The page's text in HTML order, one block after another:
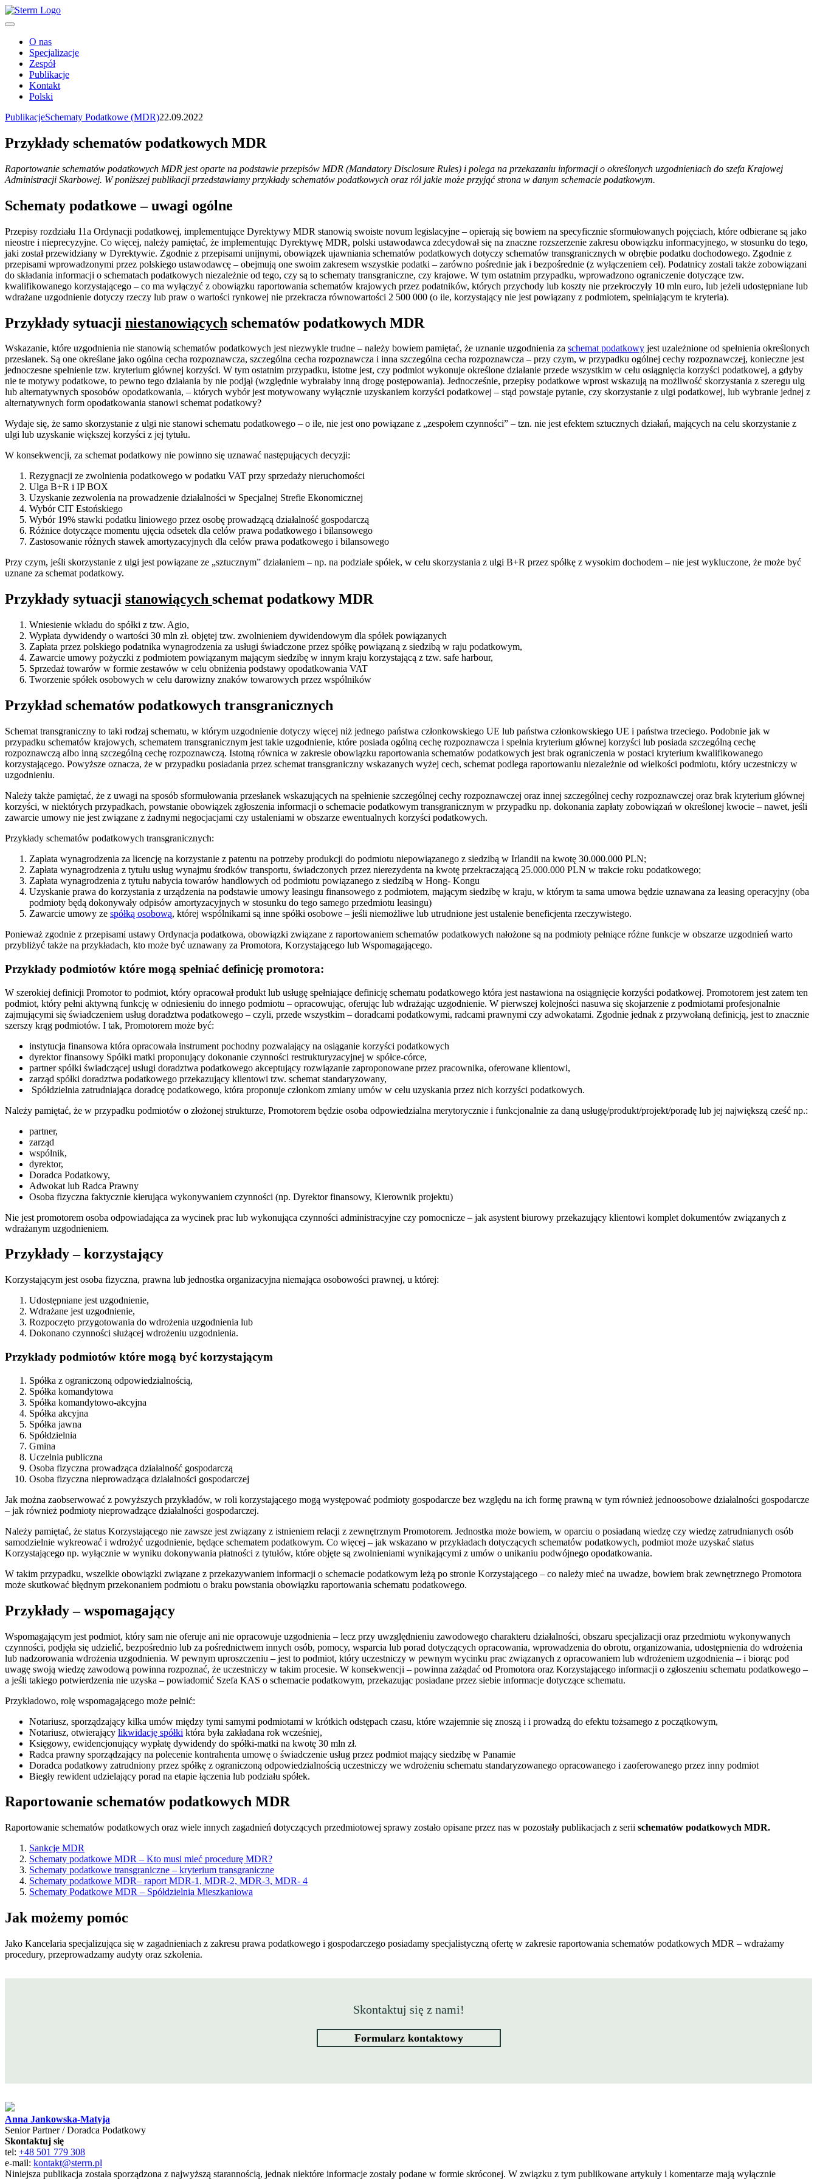
O nas
Specjalizacje
Zespół
Publikacje
Kontakt
Polski
PublikacjeSchematy Podatkowe (MDR)22.09.2022
Przykłady schematów podatkowych MDR
Raportowanie schematów podatkowych MDR jest oparte na podstawie przepisów MDR (Mandatory Disclosure Rules) i polega na przekazaniu informacji o określonych uzgodnieniach do szefa Krajowej
Administracji Skarbowej. W poniższej publikacji przedstawiamy przykłady schematów podatkowych oraz ról jakie może przyjąć strona w danym schemacie podatkowym.
Schematy podatkowe – uwagi ogólne
Przepisy rozdziału 11a Ordynacji podatkowej, implementujące Dyrektywy MDR stanowią swoiste novum legislacyjne – opierają się bowiem na specyficznie sformułowanych pojęciach, które odbierane są jako
nieostre i nieprecyzyjne. Co więcej, należy pamiętać, że implementując Dyrektywę MDR, polski ustawodawca zdecydował się na znaczne rozszerzenie zakresu obowiązku informacyjnego, w stosunku do tego,
jaki został przewidziany w Dyrektywie. Zgodnie z przepisami unijnymi, obowiązek ujawniania schematów podatkowych dotyczy schematów transgranicznych w obrębie podatku dochodowego. Zgodnie z
przepisami wprowadzonymi przez polskiego ustawodawcę – obejmują one swoim zakresem wszystkie podatki – zarówno pośrednie jak i bezpośrednie (z wyłączeniem ceł). Podatnicy zostali także zobowiązani
do składania informacji o schematach podatkowych niezależnie od tego, czy są to schematy transgraniczne, czy krajowe. W tym ostatnim przypadku, wprowadzono ograniczenie dotyczące tzw.
kwalifikowanego korzystającego – co ma wyłączyć z obowiązku raportowania schematów krajowych przez podatników, których przychody lub koszty nie przekroczyły 10 mln euro, lub jeżeli udostępniane lub
wdrażane uzgodnienie dotyczy rzeczy lub praw o wartości rynkowej nie przekracza równowartości 2 500 000 (o ile, korzystający nie jest powiązany z podmiotem, spełniającym te kryteria).
Przykłady sytuacji niestanowiących schematów podatkowych MDR
Wskazanie, które uzgodnienia nie stanowią schematów podatkowych jest niezwykle trudne – należy bowiem pamiętać, że uznanie uzgodnienia za schemat podatkowy jest uzależnione od spełnienia określonych
przesłanek. Są one określane jako ogólna cecha rozpoznawcza, szczególna cecha rozpoznawcza i inna szczególna cecha rozpoznawcza – przy czym, w przypadku ogólnej cechy rozpoznawczej, konieczne jest
jednoczesne spełnienie tzw. kryterium głównej korzyści. W tym ostatnim przypadku, istotne jest, czy podmiot wykonuje określone działanie przede wszystkim w celu osiągnięcia korzyści podatkowej, a gdyby
nie te motywy podatkowe, to pewno tego działania by nie podjął (względnie wybrałaby inną drogę postępowania). Jednocześnie, przepisy podatkowe wprost wskazują na możliwość skorzystania z szeregu ulg
lub alternatywnych sposobów opodatkowania, – których wybór jest motywowany wyłącznie uzyskaniem korzyści podatkowej – stąd powstaje pytanie, czy skorzystanie z ulgi podatkowej, lub wybranie jednej z
alternatywnych form opodatkowania stanowi schemat podatkowy?
Wydaje się, że samo skorzystanie z ulgi nie stanowi schematu podatkowego – o ile, nie jest ono powiązane z „zespołem czynności” – tzn. nie jest efektem sztucznych działań, mających na celu skorzystanie z
ulgi lub uzyskanie większej korzyści z jej tytułu.
W konsekwencji, za schemat podatkowy nie powinno się uznawać następujących decyzji:
Rezygnacji ze zwolnienia podatkowego w podatku VAT przy sprzedaży nieruchomości
Ulga B+R i IP BOX
Uzyskanie zezwolenia na prowadzenie działalności w Specjalnej Strefie Ekonomicznej
Wybór CIT Estońskiego
Wybór 19% stawki podatku liniowego przez osobę prowadzącą działalność gospodarczą
Różnice dotyczące momentu ujęcia odsetek dla celów prawa podatkowego i bilansowego
Zastosowanie różnych stawek amortyzacyjnych dla celów prawa podatkowego i bilansowego
Przy czym, jeśli skorzystanie z ulgi jest powiązane ze „sztucznym” działaniem – np. na podziale spółek, w celu skorzystania z ulgi B+R przez spółkę z wysokim dochodem – nie jest wykluczone, że może być
uznane za schemat podatkowy.
Przykłady sytuacji stanowiących schemat podatkowy MDR
Wniesienie wkładu do spółki z tzw. Agio,
Wypłata dywidendy o wartości 30 mln zł. objętej tzw. zwolnieniem dywidendowym dla spółek powiązanych
Zapłata przez polskiego podatnika wynagrodzenia za usługi świadczone przez spółkę powiązaną z siedzibą w raju podatkowym,
Zawarcie umowy pożyczki z podmiotem powiązanym mającym siedzibę w innym kraju korzystającą z tzw. safe harbour,
Sprzedaż towarów w formie zestawów w celu obniżenia podstawy opodatkowania VAT
Tworzenie spółek osobowych w celu darowizny znaków towarowych przez wspólników
Przykład schematów podatkowych transgranicznych
Schemat transgraniczny to taki rodzaj schematu, w którym uzgodnienie dotyczy więcej niż jednego państwa członkowskiego UE lub państwa członkowskiego UE i państwa trzeciego. Podobnie jak w
przypadku schematów krajowych, schematem transgranicznym jest takie uzgodnienie, które posiada ogólną cechę rozpoznawcza i spełnia kryterium głównej korzyści lub posiada szczególną cechę
rozpoznawczą albo inną szczególną cechę rozpoznawczą. Istotną równica w zakresie obowiązku raportowania schematów podatkowych jest brak ograniczenia w postaci kryterium kwalifikowanego
korzystającego. Powyższe oznacza, że w przypadku posiadania przez schemat transgraniczny wskazanych wyżej cech, schemat podlega raportowaniu niezależnie od wielkości podmiotu, który uczestniczy w
uzgodnieniu.
Należy także pamiętać, że z uwagi na sposób sformułowania przesłanek wskazujących na spełnienie szczególnej cechy rozpoznawczej oraz innej szczególnej cechy rozpoznawczej oraz brak kryterium głównej
korzyści, w niektórych przypadkach, powstanie obowiązek zgłoszenia informacji o schemacie podatkowym transgranicznym w przypadku np. dokonania zapłaty zobowiązań w określonej kwocie – nawet, jeśli
zawarcie umowy nie jest związane z żadnymi negocjacjami czy ustaleniami w obszarze ewentualnych korzyści podatkowych.
Przykłady schematów podatkowych transgranicznych:
Zapłata wynagrodzenia za licencję na korzystanie z patentu na potrzeby produkcji do podmiotu niepowiązanego z siedzibą w Irlandii na kwotę 30.000.000 PLN;
Zapłata wynagrodzenia z tytułu usług wynajmu środków transportu, świadczonych przez nierezydenta na kwotę przekraczającą 25.000.000 PLN w trakcie roku podatkowego;
Zapłata wynagrodzenia z tytułu nabycia towarów handlowych od podmiotu powiązanego z siedzibą w Hong- Kongu
Uzyskanie prawa do korzystania z urządzenia na podstawie umowy leasingu finansowego z podmiotem, mającym siedzibę w kraju, w którym ta sama umowa będzie uznawana za leasing operacyjny (oba
podmioty będą dokonywały odpisów amortyzacyjnych w stosunku do tego samego przedmiotu leasingu)
Zawarcie umowy ze spółką osobową, której wspólnikami są inne spółki osobowe – jeśli niemożliwe lub utrudnione jest ustalenie beneficjenta rzeczywistego.
Ponieważ zgodnie z przepisami ustawy Ordynacja podatkowa, obowiązki związane z raportowaniem schematów podatkowych nałożone są na podmioty pełniące różne funkcje w obszarze uzgodnień warto
przybliżyć także na przykładach, kto może być uznawany za Promotora, Korzystającego lub Wspomagającego.
Przykłady podmiotów które mogą spełniać definicję promotora:
W szerokiej definicji Promotor to podmiot, który opracował produkt lub usługę spełniające definicję schematu podatkowego która jest nastawiona na osiągnięcie korzyści podatkowej. Promotorem jest zatem ten
podmiot, który pełni aktywną funkcję w odniesieniu do innego podmiotu – opracowując, oferując lub wdrażając uzgodnienie. W pierwszej kolejności nasuwa się skojarzenie z podmiotami profesjonalnie
zajmującymi się świadczeniem usług doradztwa podatkowego – czyli, przede wszystkim – doradcami podatkowymi, radcami prawnymi czy adwokatami. Zgodnie jednak z przywołaną definicją, jest to znacznie
szerszy krąg podmiotów. I tak, Promotorem może być:
instytucja finansowa która opracowała instrument pochodny pozwalający na osiąganie korzyści podatkowych
dyrektor finansowy Spółki matki proponujący dokonanie czynności restrukturyzacyjnej w spółce-córce,
partner spółki świadczącej usługi doradztwa podatkowego akceptujący rozwiązanie zaproponowane przez pracownika, oferowane klientowi,
zarząd spółki doradztwa podatkowego przekazujący klientowi tzw. schemat standaryzowany,
Spółdzielnia zatrudniająca doradcę podatkowego, która proponuje członkom zmiany umów w celu uzyskania przez nich korzyści podatkowych.
Należy pamiętać, że w przypadku podmiotów o złożonej strukturze, Promotorem będzie osoba odpowiedzialna merytorycznie i funkcjonalnie za daną usługę/produkt/projekt/poradę lub jej największą cześć np.:
partner,
zarząd
wspólnik,
dyrektor,
Doradca Podatkowy,
Adwokat lub Radca Prawny
Osoba fizyczna faktycznie kierująca wykonywaniem czynności (np. Dyrektor finansowy, Kierownik projektu)
Nie jest promotorem osoba odpowiadająca za wycinek prac lub wykonująca czynności administracyjne czy pomocnicze – jak asystent biurowy przekazujący klientowi komplet dokumentów związanych z
wdrażanym uzgodnieniem.
Przykłady – korzystający
Korzystającym jest osoba fizyczna, prawna lub jednostka organizacyjna niemająca osobowości prawnej, u której:
Udostępniane jest uzgodnienie,
Wdrażane jest uzgodnienie,
Rozpoczęto przygotowania do wdrożenia uzgodnienia lub
Dokonano czynności służącej wdrożeniu uzgodnienia.
Przykłady podmiotów które mogą być korzystającym
Spółka z ograniczoną odpowiedzialnością,
Spółka komandytowa
Spółka komandytowo-akcyjna
Spółka akcyjna
Spółka jawna
Spółdzielnia
Gmina
Uczelnia publiczna
Osoba fizyczna prowadząca działalność gospodarczą
Osoba fizyczna nieprowadząca działalności gospodarczej
Jak można zaobserwować z powyższych przykładów, w roli korzystającego mogą występować podmioty gospodarcze bez względu na ich formę prawną w tym również jednoosobowe działalności gospodarcze
– jak również podmioty nieprowadzące działalności gospodarczej.
Należy pamiętać, że status Korzystającego nie zawsze jest związany z istnieniem relacji z zewnętrznym Promotorem. Jednostka może bowiem, w oparciu o posiadaną wiedzę czy wiedzę zatrudnianych osób
samodzielnie wykreować i wdrożyć uzgodnienie, będące schematem podatkowym. Co więcej – jak wskazano w przykładach dotyczących schematów podatkowych, podmiot może uzyskać status
Korzystającego np. wyłącznie w wyniku dokonywania płatności z tytułów, które objęte są zwolnieniami wynikającymi z umów o unikaniu podwójnego opodatkowania.
W takim przypadku, wszelkie obowiązki związane z przekazywaniem informacji o schemacie podatkowym leżą po stronie Korzystającego – co należy mieć na uwadze, bowiem brak zewnętrznego Promotora
może skutkować błędnym przekonaniem podmiotu o braku powstania obowiązku raportowania schematu podatkowego.
Przykłady – wspomagający
Wspomagającym jest podmiot, który sam nie oferuje ani nie opracowuje uzgodnienia – lecz przy uwzględnieniu zawodowego charakteru działalności, obszaru specjalizacji oraz przedmiotu wykonywanych
czynności, podjęła się udzielić, bezpośrednio lub za pośrednictwem innych osób, pomocy, wsparcia lub porad dotyczących opracowania, wprowadzenia do obrotu, organizowania, udostępnienia do wdrożenia
lub nadzorowania wdrożenia uzgodnienia. W pewnym uproszczeniu – jest to podmiot, który uczestniczy w pewnym wycinku prac związanych z opracowaniem lub wdrożeniem uzgodnienia – i biorąc pod
uwagę swoją wiedzę zawodową powinna rozpoznać, że uczestniczy w takim procesie. W konsekwencji – powinna zażądać od Promotora oraz Korzystającego informacji o zgłoszeniu schematu podatkowego –
a jeśli takiego potwierdzenia nie uzyska – powiadomić Szefa KAS o schemacie podatkowym, przekazując posiadane przez siebie informacje dotyczące schematu.
Przykładowo, rolę wspomagającego może pełnić:
Notariusz, sporządzający kilka umów między tymi samymi podmiotami w krótkich odstępach czasu, które wzajemnie się znoszą i i prowadzą do efektu tożsamego z początkowym,
Notariusz, otwierający likwidację spółki która była zakładana rok wcześniej,
Księgowy, ewidencjonujący wypłatę dywidendy do spółki-matki na kwotę 30 mln zł.
Radca prawny sporządzający na polecenie kontrahenta umowę o świadczenie usług przez podmiot mający siedzibę w Panamie
Doradca podatkowy zatrudniony przez spółkę z ograniczoną odpowiedzialnością uczestniczy we wdrożeniu schematu standaryzowanego opracowanego i zaoferowanego przez inny podmiot
Biegły rewident udzielający porad na etapie łączenia lub podziału spółek.
Raportowanie schematów podatkowych MDR
Raportowanie schematów podatkowych oraz wiele innych zagadnień dotyczących przedmiotowej sprawy zostało opisane przez nas w pozostały publikacjach z serii schematów podatkowych MDR.
Sankcje MDR
Schematy podatkowe MDR – Kto musi mieć procedurę MDR?
Schematy podatkowe transgraniczne – kryterium transgraniczne
Schematy podatkowe MDR– raport MDR-1, MDR-2, MDR-3, MDR- 4
Schematy Podatkowe MDR – Spółdzielnia Mieszkaniowa
Jak możemy pomóc
Jako Kancelaria specjalizująca się w zagadnieniach z zakresu prawa podatkowego i gospodarczego posiadamy specjalistyczną ofertę w zakresie raportowania schematów podatkowych MDR – wdrażamy
procedury, przeprowadzamy audyty oraz szkolenia.
Skontaktuj się z nami!
Formularz kontaktowy
Anna Jankowska-Matyja
Senior Partner / Doradca Podatkowy
Skontaktuj się
tel: +48 501 779 308
e-mail: kontakt@sterrn.pl
Niniejsza publikacja została sporządzona z najwyższą starannością, jednak niektóre informacje zostały podane w formie skróconej. W związku z tym publikowane artykuły i komentarze mają wyłącznie